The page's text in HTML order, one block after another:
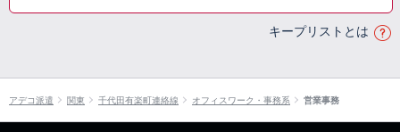
キープリストとは
アデコ派遣 関東 千代田有楽町連絡線 オフィスワーク・事務系 営業事務